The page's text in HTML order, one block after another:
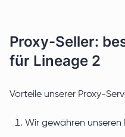
Proxy-Seller:
für Lineage 2
Vorteile unserer Proxy-
Wir gewähren